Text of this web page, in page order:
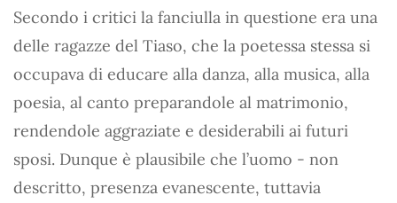
Secondo i critici la fanciulla in questione era una
delle ragazze del Tiaso, che la poetessa stessa si
occupava di educare alla danza, alla musica, alla
poesia, al canto preparandole al matrimonio,
rendendole aggraziate e desiderabili ai futuri
sposi. Dunque è plausibile che l’uomo - non
descritto, presenza evanescente, tuttavia